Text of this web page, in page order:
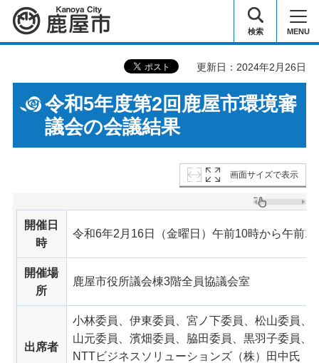
鹿屋市 検索 MENU
更新日：2024年2月26日
令和5年度第2回鹿屋市環境審
議会の会議結果
画面サイズで表示
開催日
時
令和6年2月16日（金曜日）午前10時から午前
開催場
所
鹿屋市役所議会棟3階全員協議会室
出席者
小林委員、伊東委員、宮ノ下委員、松山委員、
山元委員、濱畑委員、脇田委員、黒羽子委員、
NTTビジネスソリューションズ（株）田中氏（